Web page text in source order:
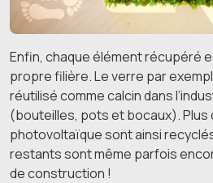
Enfin, chaque élément récupéré
propre filière. Le verre par
réutilisé comme calcin dans
(bouteilles, pots et bocaux). Plus
photovoltaïque sont ainsi
restants sont même parfois
de construction !